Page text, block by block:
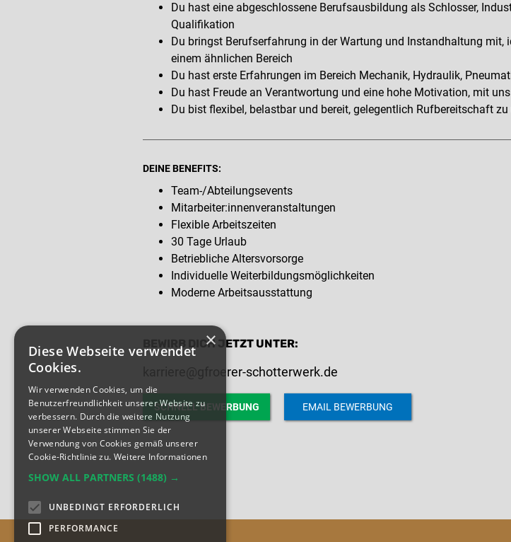
Du hast eine abgeschlossene Berufsausbildung als Schlosser,
Qualifikation
Du bringst Berufserfahrung in der Wartung und Instandhaltung mit,
einem ähnlichen Bereich
Du hast erste Erfahrungen im Bereich Mechanik, Hydraulik,
Du hast Freude an Verantwortung und eine hohe Motivation, mit
Du bist flexibel, belastbar und bereit, gelegentlich Rufbereitschaft zu
DEINE BENEFITS:
Team-/Abteilungsevents
Mitarbeiter:innenveranstaltungen
Flexible Arbeitszeiten
30 Tage Urlaub
Betriebliche Altersvorsorge
Individuelle Weiterbildungsmöglichkeiten
Moderne Arbeitsausstattung
BEWIRB DICH JETZT UNTER:
karriere@gfroerer-schotterwerk.de
SCHNELL BEWERBUNG EMAIL BEWERBUNG
×
Diese Webseite verwendet
Cookies.
Wir verwenden Cookies, um die
Benutzerfreundlichkeit unserer Website zu
verbessern. Durch die weitere Nutzung
unserer Webseite stimmen Sie der
Verwendung von Cookies gemäß unserer
Cookie-Richtlinie zu. Weitere Informationen
SHOW ALL PARTNERS (1488) →
UNBEDINGT ERFORDERLICH
PERFORMANCE